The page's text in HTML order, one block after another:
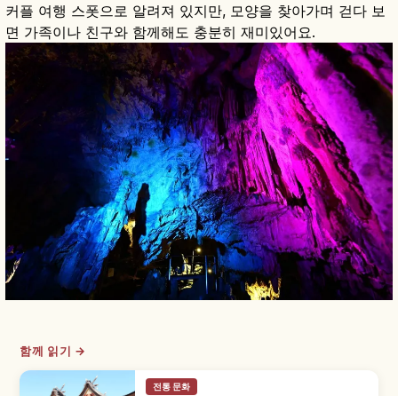
커플 여행 스폿으로 알려져 있지만, 모양을 찾아가며 걷다 보
면 가족이나 친구와 함께해도 충분히 재미있어요.
함께 읽기 →
전통 문화